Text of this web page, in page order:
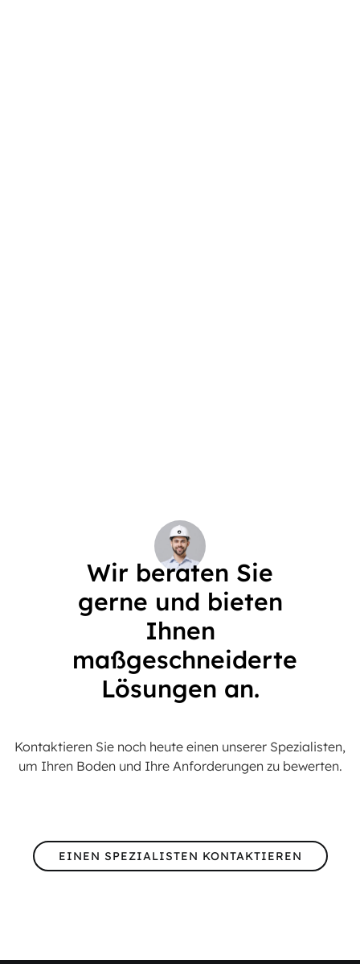
Wir beraten Sie
gerne und bieten
Ihnen
maßgeschneiderte
Lösungen an.
Kontaktieren Sie noch heute einen unserer Spezialisten,
um Ihren Boden und Ihre Anforderungen zu bewerten.
EINEN SPEZIALISTEN KONTAKTIEREN